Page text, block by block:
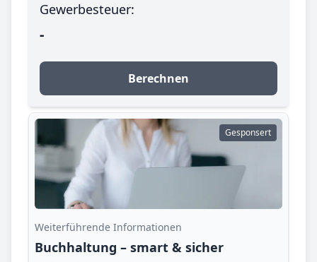
Gewerbesteuer:
-
Berechnen
Gesponsert
Weiterführende Informationen
Buchhaltung – smart & sicher